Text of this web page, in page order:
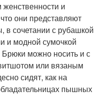
и
они представляют
сочетании с рубашкой
и модной сумочкой
Брюки можно носить и с
или вязаным
сидят, как на
пышных